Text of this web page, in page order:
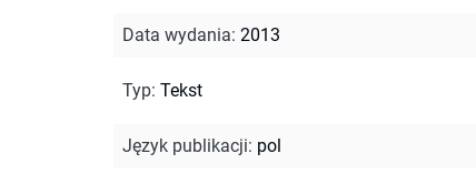
Data wydania: 2013
Typ: Tekst
Język publikacji: pol